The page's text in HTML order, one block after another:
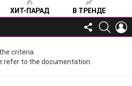
ХИТ-ПАРАД В ТРЕНДЕ
FOLLOW
US
criteria.
refer to the documentation.